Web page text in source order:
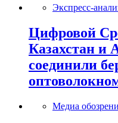
Экспресс-
Цифровой
Казахстан и
соединили
Медиа